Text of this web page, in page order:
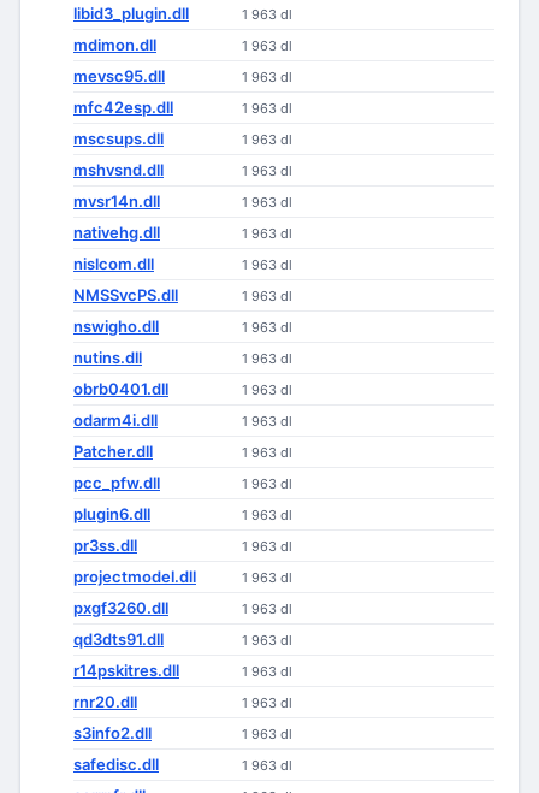
libid3_plugin.dll 1 963 dl
mdimon.dll 1 963 dl
mevsc95.dll 1 963 dl
mfc42esp.dll 1 963 dl
mscsups.dll 1 963 dl
mshvsnd.dll 1 963 dl
mvsr14n.dll 1 963 dl
nativehg.dll 1 963 dl
nislcom.dll 1 963 dl
NMSSvcPS.dll 1 963 dl
nswigho.dll 1 963 dl
nutins.dll 1 963 dl
obrb0401.dll 1 963 dl
odarm4i.dll 1 963 dl
Patcher.dll 1 963 dl
pcc_pfw.dll 1 963 dl
plugin6.dll 1 963 dl
pr3ss.dll 1 963 dl
projectmodel.dll 1 963 dl
pxgf3260.dll 1 963 dl
qd3dts91.dll 1 963 dl
r14pskitres.dll 1 963 dl
rnr20.dll 1 963 dl
s3info2.dll 1 963 dl
safedisc.dll 1 963 dl